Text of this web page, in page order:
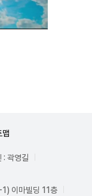
맵
: 곽영길
이마빌딩 11층